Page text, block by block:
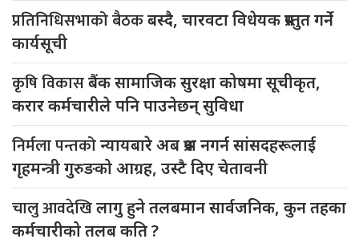
प्रतिनिधिसभाको बैठकबस्दै, चारवटा विधेयक प्रस्तुत गर्ने
कार्यसूची
कृषि विकासबैंक सामाजिक सुरक्षा कोषमा सूचीकृत,
करार कर्मचारीले पनि पाउनेछन् सुविधा
निर्मला पन्तकोन्यायबारे अब प्रश्न नगर्न सांसदहरूलाई
गृहमन्त्री गुरुङको आग्रह, उस्टै दिए चेतावनी
चालु आवदेखिलागु हुने तलबमान सार्वजनिक, कुन तहका
कर्मचारीको तलब कति ?